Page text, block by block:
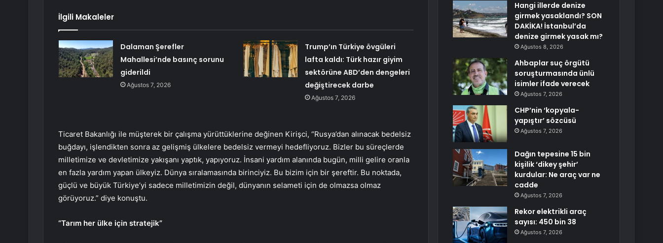
İlgili Makaleler
Dalaman Şerefler
Mahallesi’nde basınç sorunu
giderildi
Ağustos 7, 2026
Trump’ın Türkiye övgüleri
lafta kaldı: Türk hazır giyim
sektörüne ABD’den dengeleri
değiştirecek darbe
Ağustos 7, 2026
Ticaret Bakanlığı ile müşterek bir çalışma yürüttüklerine değinen Kirişci, “Rusya’dan alınacak bedelsiz
buğdayı, işlendikten sonra az gelişmiş ülkelere bedelsiz vermeyi hedefliyoruz. Bizler bu süreçlerde
milletimize ve devletimize yakışanı yaptık, yapıyoruz. İnsani yardım alanında bugün, milli gelire oranla
en fazla yardım yapan ülkeyiz. Dünya sıralamasında birinciyiz. Bu bizim için bir şereftir. Bu noktada,
güçlü ve büyük Türkiye’yi sadece milletimizin değil, dünyanın selameti için de olmazsa olmaz
görüyoruz.” diye konuştu.
“Tarım her ülke için stratejik”
Hangi illerde denize
girmek yasaklandı? SON
DAKİKA! İstanbul’da
denize girmek yasak mı?
Ağustos 8, 2026
Ahbaplar suç örgütü
soruşturmasında ünlü
isimler ifade verecek
Ağustos 7, 2026
CHP’nin ‘kopyala-
yapıştır’ sözcüsü
Ağustos 7, 2026
Dağın tepesine 15 bin
kişilik ‘dikey şehir’
kurdular: Ne araç var ne
cadde
Ağustos 7, 2026
Rekor elektrikli araç
sayısı: 450 bin 38
Ağustos 7, 2026